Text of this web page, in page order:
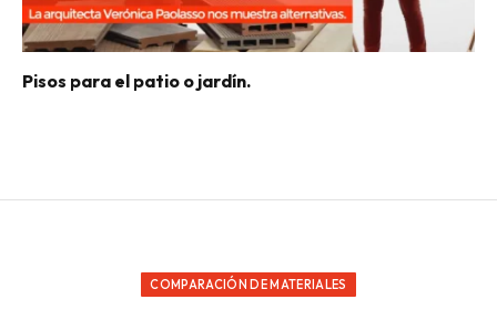
Pisos para el patio o jardín.
COMPARACIÓN DE MATERIALES